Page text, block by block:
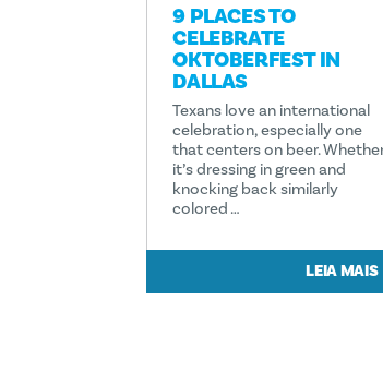
9 PLACES TO
CELEBRATE
OKTOBERFEST IN
DALLAS
Texans love an international
celebration, especially one
that centers on beer.
it’s dressing in green and
knocking back similarly
colored …
LEIA MAIS